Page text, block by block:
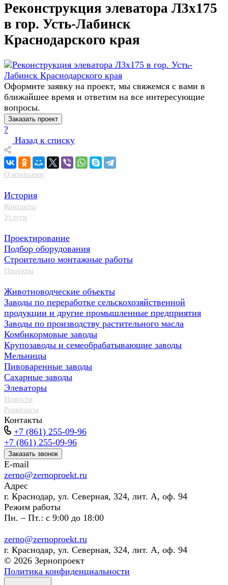
Реконструкция элеватора Л3х175
в гор. Усть-Лабинск
Краснодарского края
Оформите заявку на проект, мы свяжемся с вами в
ближайшее время и ответим на все интересующие
вопросы.
Заказать проект
?
Назад к списку
О компании
История
Контакты
Услуги
Проектирование
Подбор оборудования
Строительно монтажные работы
Проекты
Животноводческие объекты
Заводы по переработке сельскохозяйственной
продукции и другие промышленные предприятия
Заводы по производству растительного масла
Комбикормовые заводы
Крупозаводы и семеобрабатывающие заводы
Мельницы
Пивоваренные заводы
Сахарные заводы
Элеваторы
Новости
Реквизиты
Контакты
+7 (861) 255-09-96
+7 (861) 255-09-96
Заказать звонок
E-mail
zerno@zernoproekt.ru
Адрес
г. Краснодар, ул. Северная, 324, лит. А, оф. 94
Режим работы
Пн. – Пт.: с 9:00 до 18:00
zerno@zernoproekt.ru
г. Краснодар, ул. Северная, 324, лит. А, оф. 94
© 2026 Зернопроект
Политика конфиденциальности